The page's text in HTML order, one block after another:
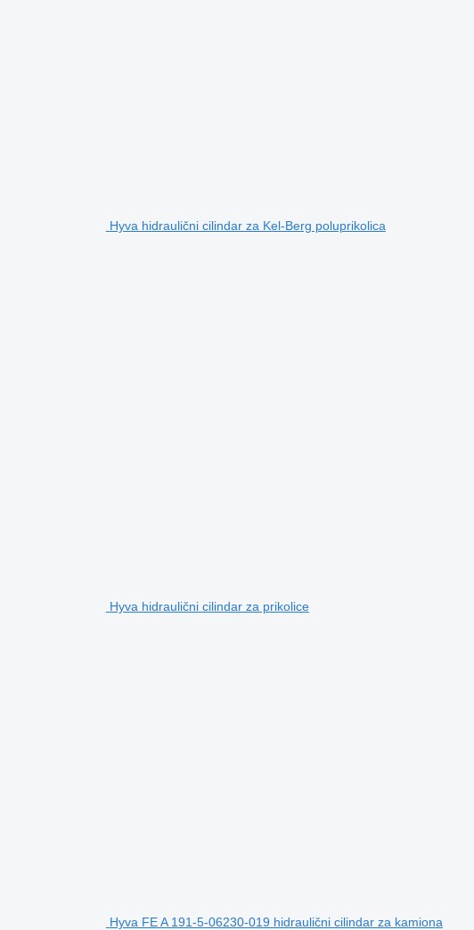
Hyva hidraulični cilindar za Kel-Berg poluprikolica
Hyva hidraulični cilindar za prikolice
Hyva FE A 191-5-06230-019 hidraulični cilindar za kamiona